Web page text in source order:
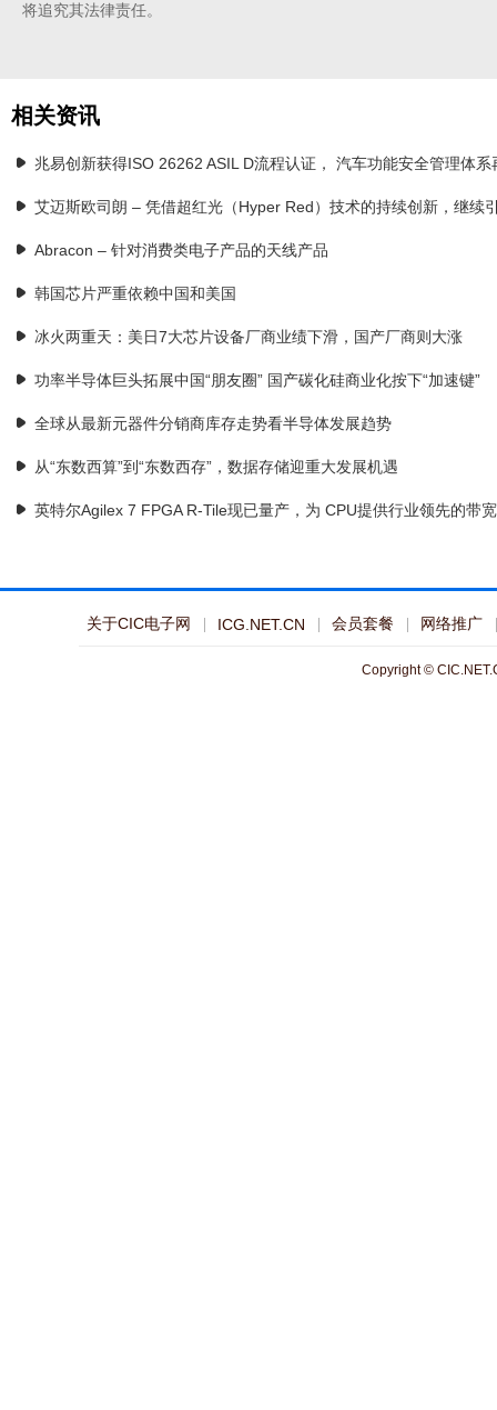
将追究其法律责任。
相关资讯
兆易创新获得ISO 26262 ASIL D流程认证， 汽车功能安全管理体系
艾迈斯欧司朗 – 凭借超红光（Hyper Red）技术的持续创新，继续
Abracon – 针对消费类电子产品的天线产品
韩国芯片严重依赖中国和美国
冰火两重天：美日7大芯片设备厂商业绩下滑，国产厂商则大涨
功率半导体巨头拓展中国“朋友圈” 国产碳化硅商业化按下“加速键”
全球从最新元器件分销商库存走势看半导体发展趋势
从“东数西算”到“东数西存”，数据存储迎重大发展机遇
英特尔Agilex 7 FPGA R-Tile现已量产，为 CPU提供行业领先的带宽
关于CIC电子网 ICG.NET.CN 会员套餐 网络推广
Copyright ©